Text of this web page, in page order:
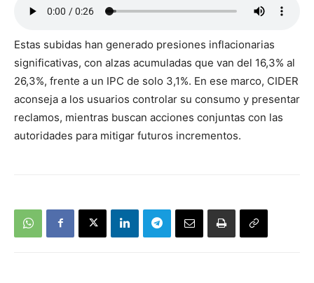
Estas subidas han generado presiones inflacionarias
significativas, con alzas acumuladas que van del 16,3% al
26,3%, frente a un IPC de solo 3,1%. En ese marco, CIDER
aconseja a los usuarios controlar su consumo y presentar
reclamos, mientras buscan acciones conjuntas con las
autoridades para mitigar futuros incrementos.